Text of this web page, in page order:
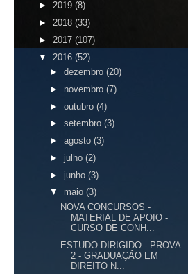
► 2019 (8)
► 2018 (33)
► 2017 (107)
▼ 2016 (52)
► dezembro (20)
► novembro (7)
► outubro (4)
► setembro (3)
► agosto (3)
► julho (2)
► junho (3)
▼ maio (3)
NOVA CONCURSOS -
MATERIAL DE APOIO -
CURSO DE CONH...
ESTUDO DIRIGIDO - PROVA
2 - GRADUAÇÃO EM
DIREITO N...